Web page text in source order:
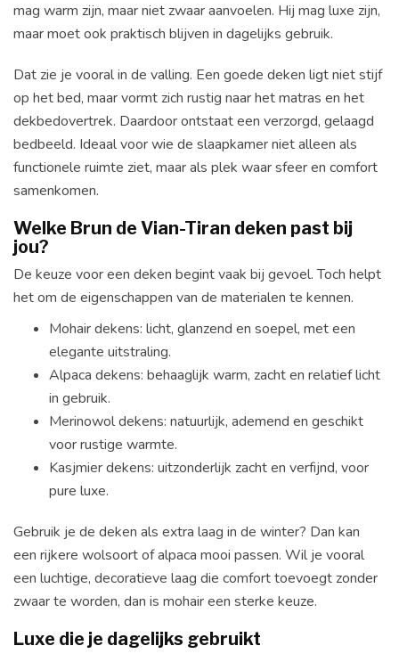
mag warm zijn, maar niet zwaar aanvoelen. Hij mag luxe zijn,
maar moet ook praktisch blijven in dagelijks gebruik.
Dat zie je vooral in de valling. Een goede deken ligt niet stijf
op het bed, maar vormt zich rustig naar het matras en het
dekbedovertrek. Daardoor ontstaat een verzorgd, gelaagd
bedbeeld. Ideaal voor wie de slaapkamer niet alleen als
functionele ruimte ziet, maar als plek waar sfeer en comfort
samenkomen.
Welke Brun de Vian-Tiran deken past bij
jou?
De keuze voor een deken begint vaak bij gevoel. Toch helpt
het om de eigenschappen van de materialen te kennen.
Mohair dekens: licht, glanzend en soepel, met een
elegante uitstraling.
Alpaca dekens: behaaglijk warm, zacht en relatief licht
in gebruik.
Merinowol dekens: natuurlijk, ademend en geschikt
voor rustige warmte.
Kasjmier dekens: uitzonderlijk zacht en verfijnd, voor
pure luxe.
Gebruik je de deken als extra laag in de winter? Dan kan
een rijkere wolsoort of alpaca mooi passen. Wil je vooral
een luchtige, decoratieve laag die comfort toevoegt zonder
zwaar te worden, dan is mohair een sterke keuze.
Luxe die je dagelijks gebruikt